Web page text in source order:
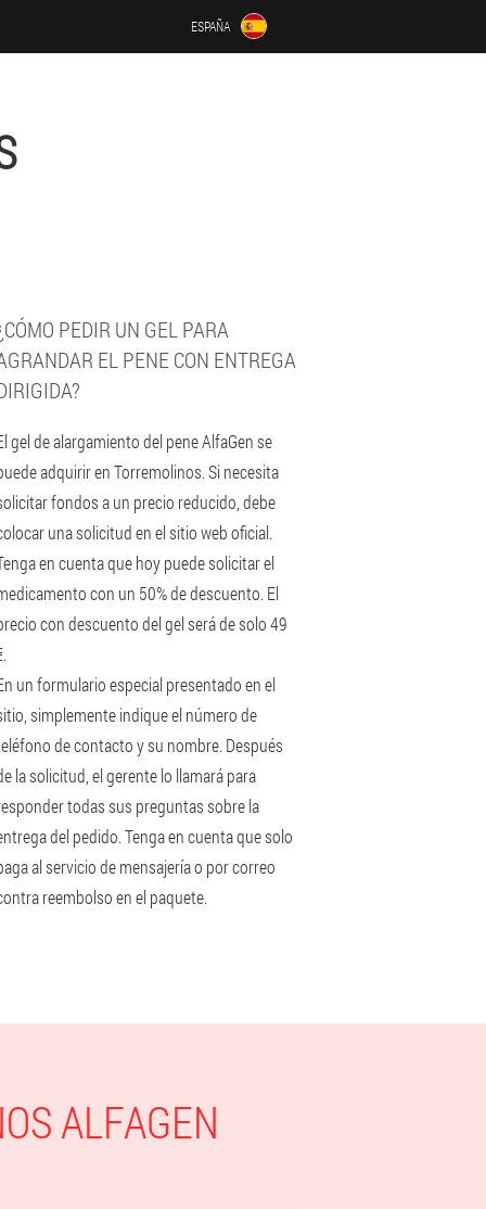
ESPAÑA
PEDIR UN GEL PARA
EL PENE CON ENTREGA
gel de alargamiento del pene AlfaGen se
adquirir en Torremolinos. Si necesita
fondos a un precio reducido, debe
una solicitud en el sitio web oficial.
en cuenta que hoy puede solicitar el
con un 50% de descuento. El
con descuento del gel será de solo 49
un formulario especial presentado en el
simplemente indique el número de
de contacto y su nombre. Después
la solicitud, el gerente lo llamará para
todas sus preguntas sobre la
del pedido. Tenga en cuenta que solo
al servicio de mensajería o por correo
reembolso en el paquete.
ALFAGEN